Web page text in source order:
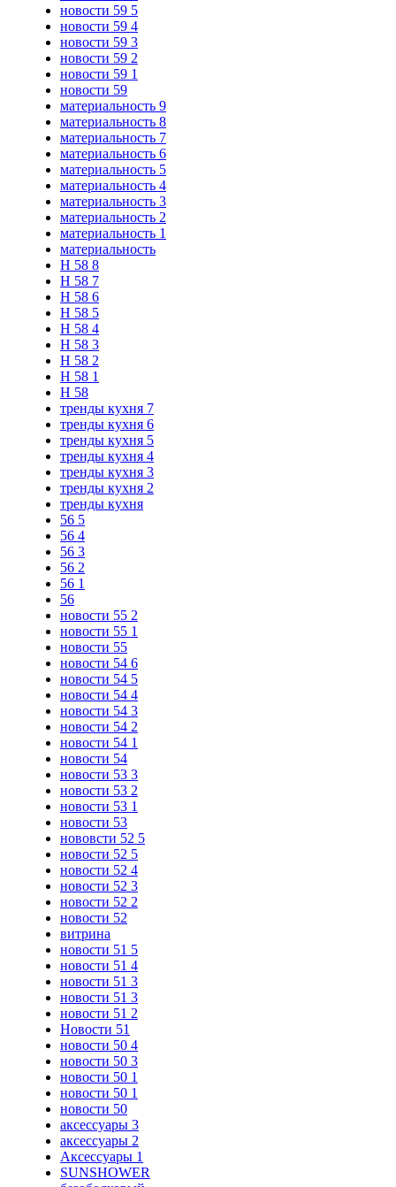
новости 59 5
новости 59 4
новости 59 3
новости 59 2
новости 59 1
новости 59
материальность 9
материальность 8
материальность 7
материальность 6
материальность 5
материальность 4
материальность 3
материальность 2
материальность 1
материальность
Н 58 8
Н 58 7
Н 58 6
Н 58 5
Н 58 4
Н 58 3
Н 58 2
Н 58 1
Н 58
тренды кухня 7
тренды кухня 6
тренды кухня 5
тренды кухня 4
тренды кухня 3
тренды кухня 2
тренды кухня
56 5
56 4
56 3
56 2
56 1
56
новости 55 2
новости 55 1
новости 55
новости 54 6
новости 54 5
новости 54 4
новости 54 3
новости 54 2
новости 54 1
новости 54
новости 53 3
новости 53 2
новости 53 1
новости 53
нововсти 52 5
новости 52 5
новости 52 4
новости 52 3
новости 52 2
новости 52
витрина
новости 51 5
новости 51 4
новости 51 3
новости 51 3
новости 51 2
Новости 51
новости 50 4
новости 50 3
новости 50 1
новости 50 1
новости 50
аксессуары 3
аксессуары 2
Аксессуары 1
SUNSHOWER